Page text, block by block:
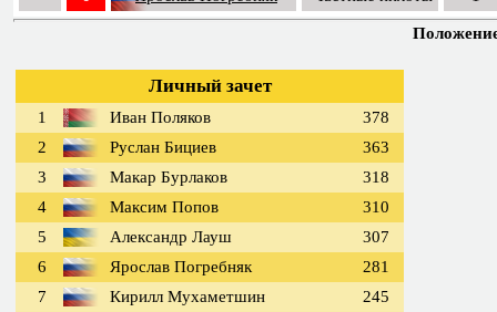
Положение
Личный зачет
1 Иван Поляков
378
2
Руслан Бициев
363
3
Макар Бурлаков
318
4
Максим Попов
310
5
Александр Лауш
307
6
Ярослав Погребняк
281
7
Кирилл Мухаметшин
245